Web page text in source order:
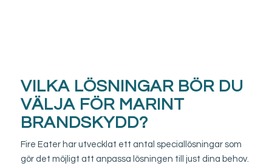
VILKA LÖSNINGAR BÖR DU
VÄLJA FÖR MARINT
BRANDSKYDD?
Fire Eater har utvecklat ett antal speciallösningar som
gör det möjligt att anpassa lösningen till just dina behov.